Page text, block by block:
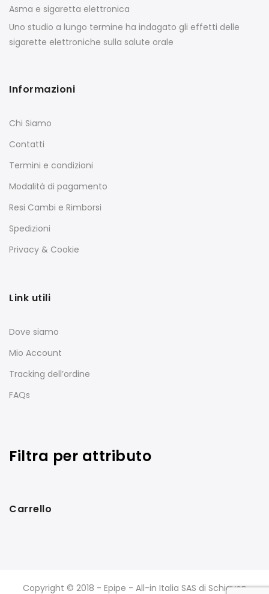
Asma e sigaretta elettronica
Uno studio a lungo termine ha indagato gli effetti delle
sigarette elettroniche sulla salute orale
Informazioni
Chi Siamo
Contatti
Termini e condizioni
Modalità di pagamento
Resi Cambi e Rimborsi
Spedizioni
Privacy & Cookie
Link utili
Dove siamo
Mio Account
Tracking dell’ordine
FAQs
Filtra per attributo
Carrello
Copyright © 2018 - Epipe - All-in Italia SAS di Schiavon